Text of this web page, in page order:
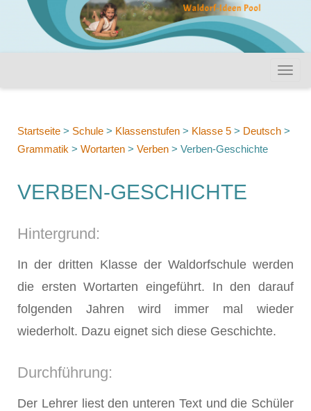
Startseite > Schule > Klassenstufen > Klasse 5 > Deutsch >
Grammatik > Wortarten > Verben > Verben-Geschichte
VERBEN-GESCHICHTE
Hintergrund:
In der dritten Klasse der Waldorfschule werden
die ersten Wortarten eingeführt. In den darauf
folgenden Jahren wird immer mal wieder
wiederholt. Dazu eignet sich diese Geschichte.
Durchführung:
Der Lehrer liest den unteren Text und die Schüler